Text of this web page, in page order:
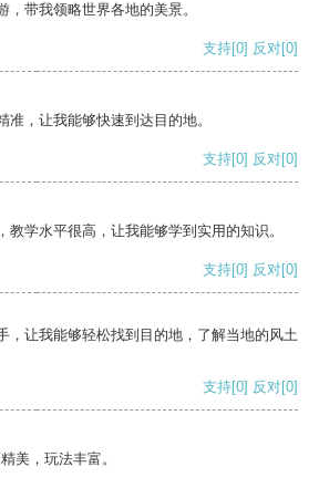
，带我领略世界各地的美景。
支持[0] 反对[0]
准，让我能够快速到达目的地。
支持[0] 反对[0]
教学水平很高，让我能够学到实用的知识。
支持[0] 反对[0]
，让我能够轻松找到目的地，了解当地的风土
支持[0] 反对[0]
美，玩法丰富。